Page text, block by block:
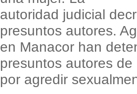
autoridad judicial
presuntos autores.
en Manacor han
presuntos autores
por agredir